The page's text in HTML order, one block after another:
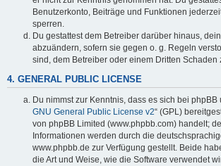
Benutzerkonto, Beiträge und Funktionen
sperren.
Du gestattest dem Betreiber darüber hinaus,
abzuändern, sofern sie gegen o. g. Regeln
sind, dem Betreiber oder einem Dritten Schaden
4. GENERAL PUBLIC LICENSE
Du nimmst zur Kenntnis, dass es sich bei phpBB
GNU General Public License v2“ (GPL)
von phpBB Limited (www.phpbb.com) handelt;
Informationen werden durch die
www.phpbb.de zur Verfügung gestellt. Beide
die Art und Weise, wie die Software verwendet